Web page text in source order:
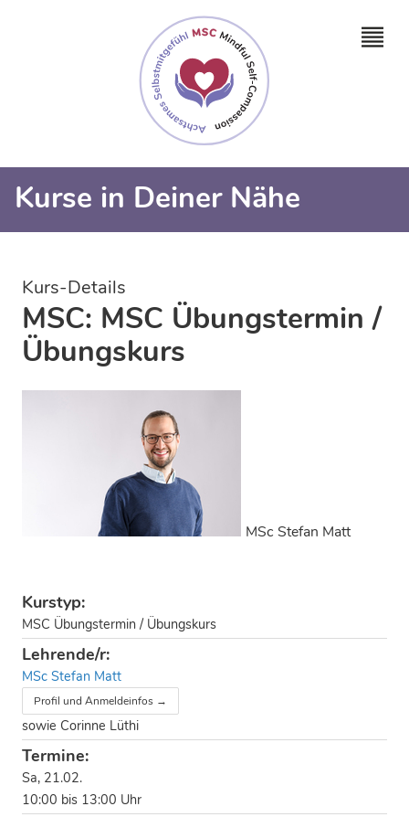
Kurse in Deiner Nähe
Kurs-Details
MSC: MSC Übungstermin /
Übungskurs
MSc Stefan Matt
Kurstyp:
MSC Übungstermin / Übungskurs
Lehrende/r:
MSc Stefan Matt
Profil und Anmeldeinfos →
sowie Corinne Lüthi
Termine:
Sa, 21.02.
10:00 bis 13:00 Uhr